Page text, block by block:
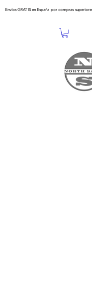
Envíos GRATIS en España por compras